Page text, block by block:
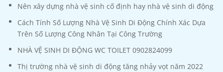
Nên xây dựng nhà vệ sinh cố định hay nhà vệ sinh di động
Cách Tính Số Lượng Nhà Vệ Sinh Di Động Chính Xác Dựa
Trên Số Lượng Công Nhân Tại Công Trường
NHÀ VỆ SINH DI ĐỘNG WC TOILET 0902824099
Thị trường nhà vệ sinh di động tăng nhảy vọt năm 2022